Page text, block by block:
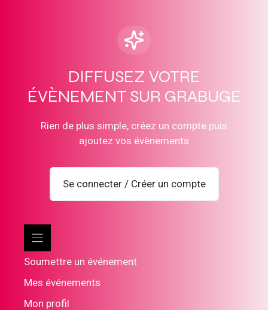
DIFFUSEZ VOTRE
ÉVÈNEMENT SUR GRABUGE
Rien de plus simple, créez un compte puis
ajoutez vos évènements
Se connecter / Créer un compte
Soumettre un événement
Mes événements
Mon profil